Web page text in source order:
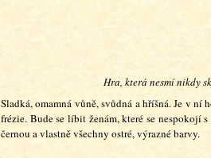
Hra, která nesmí nikdy
Sladká, omamná vůně, svůdná a hříšná. Je v ní
frézie. Bude se líbit ženám, které se nespokojí
černou a vlastně všechny ostré, výrazné barvy.